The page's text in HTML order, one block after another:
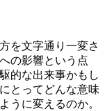
を文字通り一変さ
の影響という点
的な出来事かもし
とってどんな意味
うに変えるのか。